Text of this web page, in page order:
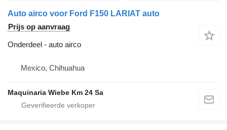
Auto airco voor Ford F150 LARIAT auto
Prijs op aanvraag
Onderdeel - auto airco
Mexico, Chihuahua
Maquinaria Wiebe Km 24 Sa